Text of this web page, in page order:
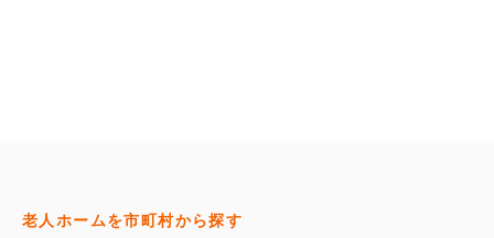
老人ホームを市町村から探す